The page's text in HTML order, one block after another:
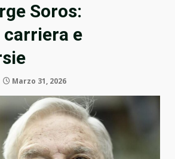
Soros:
e
Marzo 31, 2026